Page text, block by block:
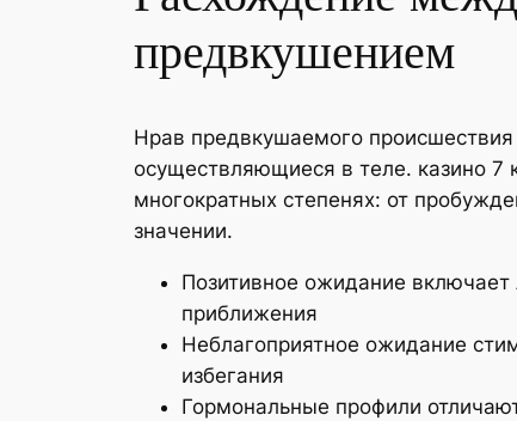
предвкушением
Нрав предвкушаемого
осуществляющиеся в теле. казино
многократных степенях: от
значении.
Позитивное ожидание
приближения
Неблагоприятное ожидание
избегания
Гормональные профили